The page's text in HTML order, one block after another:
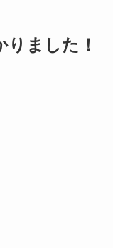
ました！